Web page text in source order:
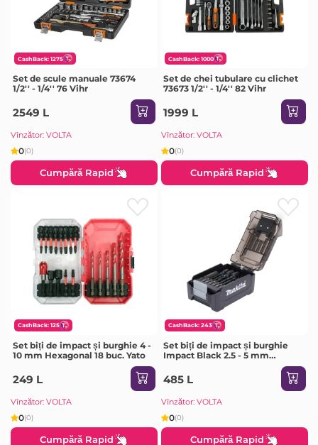
CashBack: 1275
Set de scule manuale 73674
1/2'' - 1/4'' 76 Vihr
2549 L
Vînzător: VOLTA
0(0)
Cumpără Rapid
CashBack: 1000
Set de chei tubulare cu clichet
73673 1/2'' - 1/4'' 82 Vihr
1999 L
Vînzător: VOLTA
0(0)
Cumpără Rapid
CashBack: 125
Set biți de impact și burghie 4 -
10 mm Hexagonal 18 buc. Yato
249 L
Vînzător: VOLTA
0(0)
Cumpără Rapid
CashBack: 243
Set biți de impact și burghie
Impact Black 2.5 - 5 mm
485 L
Vînzător: VOLTA
0(0)
Cumpără Rapid